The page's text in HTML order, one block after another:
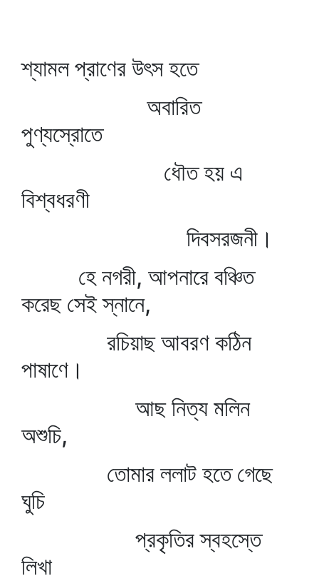
শ্যামল প্রাণের উৎস হতে
অবারিত
পুণ্যস্রোতে
ধৌত হয় এ
বিশ্বধরণী
দিবসরজনী।
হে নগরী, আপনারে বঞ্চিত
করেছ সেই স্নানে,
রচিয়াছ আবরণ কঠিন
পাষাণে।
আছ নিত্য মলিন
অশুচি,
তোমার ললাট হতে গেছে
ঘুচি
প্রকৃতির স্বহস্তে
লিখা